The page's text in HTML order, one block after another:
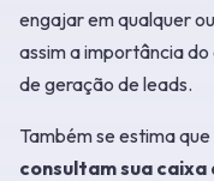
engajar em qualquer
assim a importância
de geração de leads.
Também se estima que
consultam sua